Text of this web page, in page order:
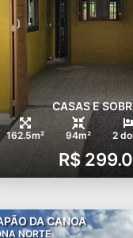
CASAS E
162.5m² 94m² 2
R$
DA CANOA
NORTE